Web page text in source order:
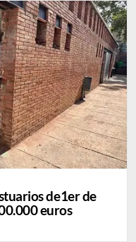
de1er de
euros